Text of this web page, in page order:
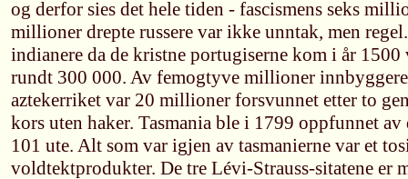
og derfor sies det hele tiden - fascismens seks
millioner drepte russere var ikke unntak, men
indianere da de kristne portugiserne kom i år
rundt 300 000. Av femogtyve millioner
aztekerriket var 20 millioner forsvunnet etter to
kors uten haker. Tasmania ble i 1799 oppfunnet
101 ute. Alt som var igjen av tasmanierne var et
voldtektprodukter. De tre Lévi-Strauss-sitatene er